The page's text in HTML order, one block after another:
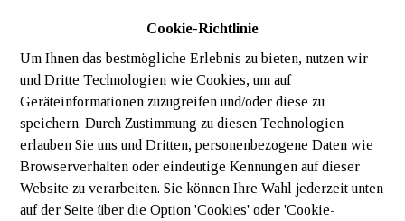
Cookie-Richtlinie
Um Ihnen das bestmögliche Erlebnis zu bieten, nutzen wir
und Dritte Technologien wie Cookies, um auf
Geräteinformationen zuzugreifen und/oder diese zu
speichern. Durch Zustimmung zu diesen Technologien
erlauben Sie uns und Dritten, personenbezogene Daten wie
Browserverhalten oder eindeutige Kennungen auf dieser
Website zu verarbeiten. Sie können Ihre Wahl jederzeit unten
auf der Seite über die Option 'Cookies' oder 'Cookie-
Appartement
6717 Heinstert | Ref: 1969